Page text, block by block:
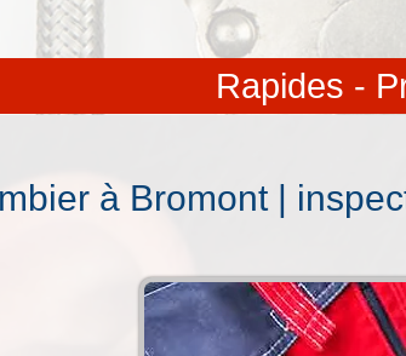
Rapides -
à Bromont |